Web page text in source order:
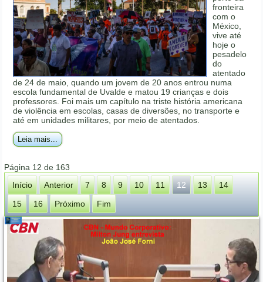
fronteira
com o
México,
vive até
hoje o
pesadelo
do
atentado
de 24 de maio, quando um jovem de 20 anos entrou numa
escola fundamental de Uvalde e matou 19 crianças e dois
professores. Foi mais um capítulo na triste história americana
de violência em escolas, casas de diversões, no transporte e
até em unidades militares, por meio de atentados.
Leia mais...
Página 12 de 163
Início
Anterior 7 8 9 10 11 12 13
14
15
16 Próximo Fim